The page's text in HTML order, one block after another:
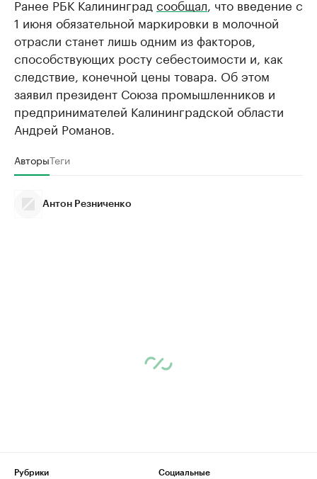
Ранее РБК Калининград сообщал , что введение с
1 июня обязательной маркировки в молочной
отрасли станет лишь одним из факторов,
способствующих росту себестоимости и, как
следствие, конечной цены товара. Об этом
заявил президент Союза промышленников и
предпринимателей Калининградской области
Андрей Романов.
АвторыТеги
Антон Резниченко
Рубрики
Социальные